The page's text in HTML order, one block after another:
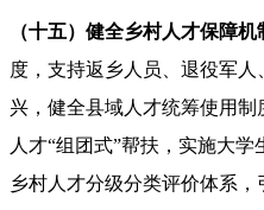
（十五）健全乡村人才保障机
度，支持返乡人员、退役军
兴，健全县域人才统筹使用
人才“组团式”帮扶，实施大
乡村人才分级分类评价体系